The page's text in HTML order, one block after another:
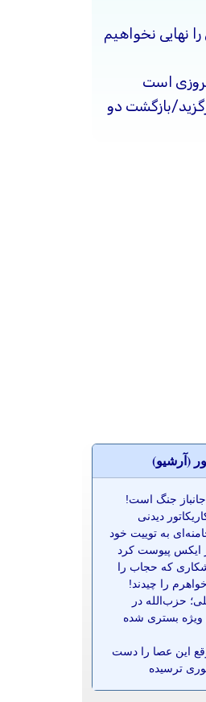
نهایی نخواهیم
است
بازگشت دو
(آرشيو)
جنگ است!
دیدنی
به توییت خود
ایکس پیوست کرد
که حجاب را
را چیدند!
حزب‌الله در
بستری شده
این عصا را دست
ترسیده